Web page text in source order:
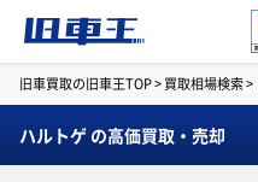
旧車買取の旧車王TOP>買取相場検索>
ハルトゲ の高価買取・売却